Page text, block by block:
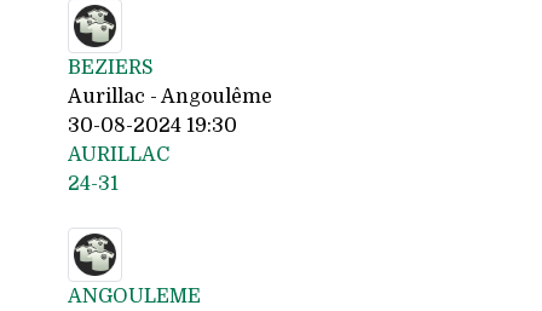
BEZIERS
Aurillac - Angoulême
30-08-2024 19:30
AURILLAC
24-31
ANGOULEME